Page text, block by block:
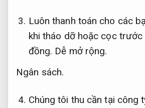
Luôn thanh toán cho các
khi tháo dỡ hoặc cọc trước
đồng. Dễ mở rộng.
Ngân sách.
Chúng tôi thu cần tại công